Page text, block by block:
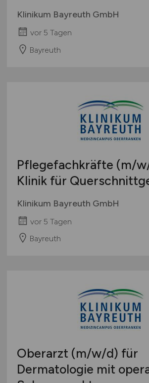
Klinikum Bayreuth GmbH
vor 5 Tagen
Bayreuth
Pflegefachkräfte (m/
Klinik für
Klinikum Bayreuth GmbH
vor 5 Tagen
Bayreuth
Oberarzt (m/w/d) für
Dermatologie mit